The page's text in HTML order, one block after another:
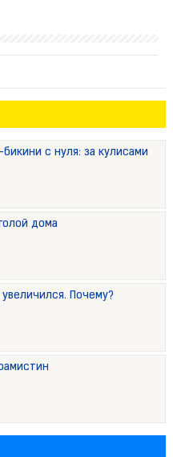
с нуля: за кулисами
дома
Почему?